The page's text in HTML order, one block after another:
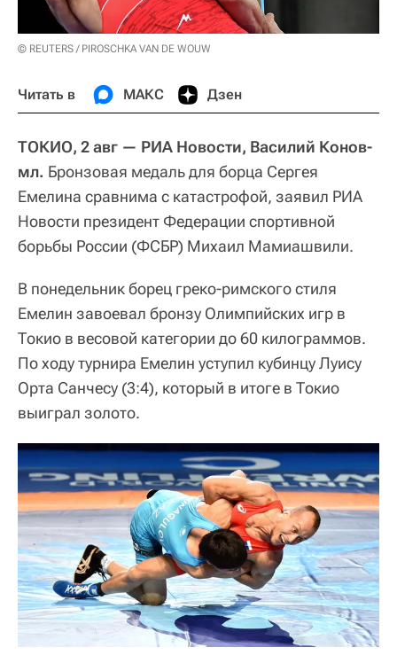
© REUTERS / PIROSCHKA VAN DE WOUW
Читать в МАКС Дзен
ТОКИО, 2 авг — РИА Новости, Василий Конов-
мл. Бронзовая медаль для борца Сергея
Емелина сравнима с катастрофой, заявил РИА
Новости президент Федерации спортивной
борьбы России (ФСБР) Михаил Мамиашвили.
В понедельник борец греко-римского стиля
Емелин завоевал бронзу Олимпийских игр в
Токио в весовой категории до 60 килограммов.
По ходу турнира Емелин уступил кубинцу Луису
Орта Санчесу (3:4), который в итоге в Токио
выиграл золото.